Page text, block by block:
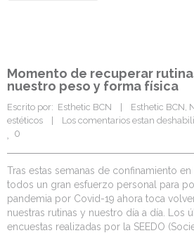
Momento de recuperar
nuestro peso y forma física
Escrito por:  Esthetic BCN    | Esthetic BCN,
estéticos
Los comentarios estan
0
Tras estas semanas de confinamiento
todos un gran esfuerzo personal para
pandemia por Covid-19 ahora toca
nuestras rutinas y nuestro día a día. Los
encuestas realizadas por la SEEDO